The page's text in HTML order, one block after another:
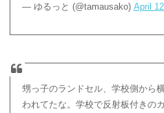
— ゆるっと (@tamausako) April
甥っ子のランドセル、学校側から
われてたな。学校で反射板付きの